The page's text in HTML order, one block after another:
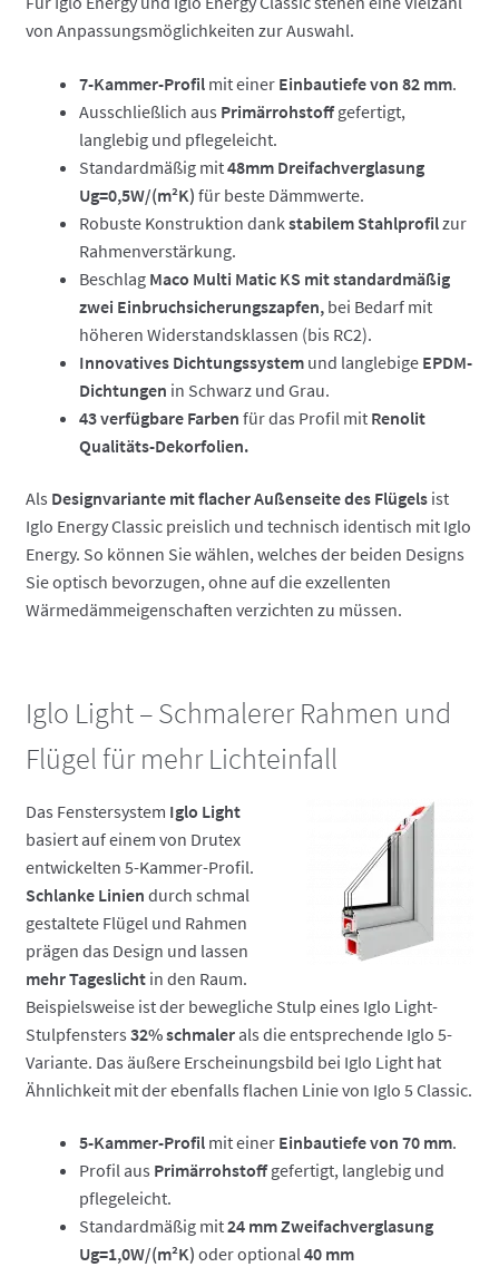
von Anpassungsmöglichkeiten zur Auswahl.
7-Kammer-Profilmit einer Einbautiefe von 82 mm.
Ausschließlich aus Primärrohstoffgefertigt,
langlebig und pflegeleicht.
Standardmäßig mit48mm Dreifachverglasung
Ug=0,5W/(m²K) für beste Dämmwerte.
Robuste Konstruktion dank stabilem Stahlprofilzur
Rahmenverstärkung.
Beschlag Maco Multi Matic KS mit standardmäßig
zwei Einbruchsicherungszapfen,bei Bedarf mit
höheren Widerstandsklassen (bis RC2).
Innovatives Dichtungssystemund langlebige EPDM-
Dichtungen in Schwarz und Grau.
43 verfügbare Farben für das Profil mit Renolit
Qualitäts-Dekorfolien.
Als Designvariante mit flacher Außenseite des Flügelsist
Iglo Energy Classic preislich und technisch identisch mit Iglo
Energy. So können Sie wählen, welches der beiden Designs
Sie optisch bevorzugen, ohne auf die exzellenten
Wärmedämmeigenschaften verzichten zu müssen.
Iglo Light – Schmalerer Rahmen und
Flügel für mehr Lichteinfall
Das Fenstersystem Iglo Light
basiert auf einem von Drutex
entwickelten 5-Kammer-Profil.
Schlanke Linien durch schmal
gestaltete Flügel und Rahmen
prägen das Design und lassen
mehr Tageslichtin den Raum.
Beispielsweise ist der bewegliche Stulp eines Iglo Light-
Stulpfensters 32% schmalerals die entsprechende Iglo 5-
Variante. Das äußere Erscheinungsbild bei Iglo Light hat
Ähnlichkeit mit der ebenfalls flachen Linie von Iglo 5 Classic.
5-Kammer-Profilmit einer Einbautiefe von 70 mm.
Profil aus Primärrohstoffgefertigt, langlebig und
pflegeleicht.
Standardmäßig mit24 mm Zweifachverglasung
Ug=1,0W/(m²K) oder optional40 mm